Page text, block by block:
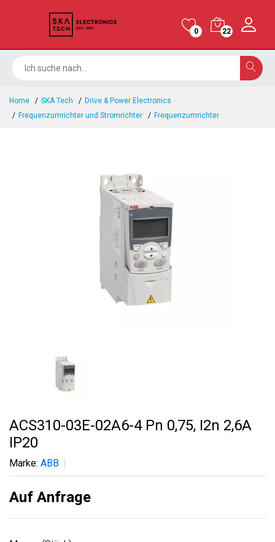
0 22
Home SKA Tech
Drive & Power Electronics
Frequenzumrichter und Stromrichter
Frequenzumrichter
ACS310-03E-02A6-4 Pn 0,75, I2n 2,6A
IP20
Marke: ABB
Auf Anfrage